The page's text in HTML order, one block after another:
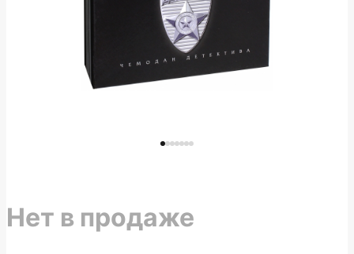
Нет в продаже